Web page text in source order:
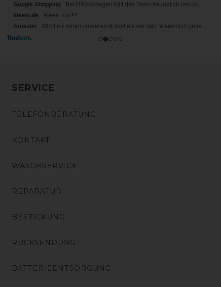
SERVICE
TELEFONBERATUNG
KONTAKT
WASCHSERVICE
REPARATUR
BESTICKUNG
RÜCKSENDUNG
BATTERIEENTSORGUNG